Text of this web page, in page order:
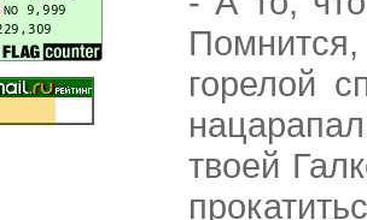
горелой
твоей